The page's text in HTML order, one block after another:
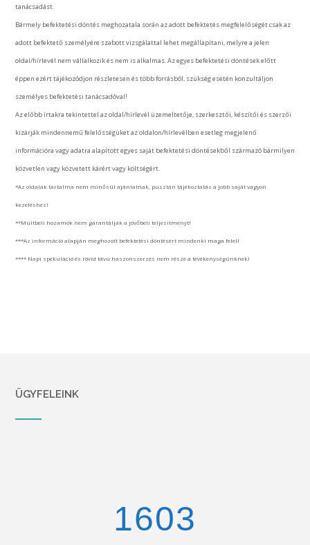
tanácsadást.
Bármely befektetési döntés meghozatala során az adott befektetés megfelelőségét csak az
adott befektető személyére szabott vizsgálattal lehet megállapítani, melyre a jelen
oldal/hírlevél nem vállalkozik és nem is alkalmas. Az egyes befektetési döntések előtt
éppen ezért tájékozódjon részletesen és több forrásból, szükség esetén konzultáljon
személyes befektetési tanácsadóval!
Az előbb írtakra tekintettel az oldal/hírlevél üzemeltetője, szerkesztői, készítői és szerzői
kizárják mindennemű felelősségüket az oldalon/hírlevélben esetleg megjelenő
információra vagy adatra alapított egyes saját befektetési döntésekből származó bármilyen
közvetlen vagy közvetett kárért vagy költségért.
*Az oldalak tartalma nem minősül ajánlatnak, pusztán tájékoztatás a jobb saját vagyon
kezeléshez!
**Múltbeli hozamok nem garantálják a jövőbeli teljesítményt!
***Az információ alapján meghozott befektetési döntésért mindenki maga felel!
**** Napi spekuláció és rövid távú haszonszerzés nem része a tevékenységünknek!
ÜGYFELEINK
1670